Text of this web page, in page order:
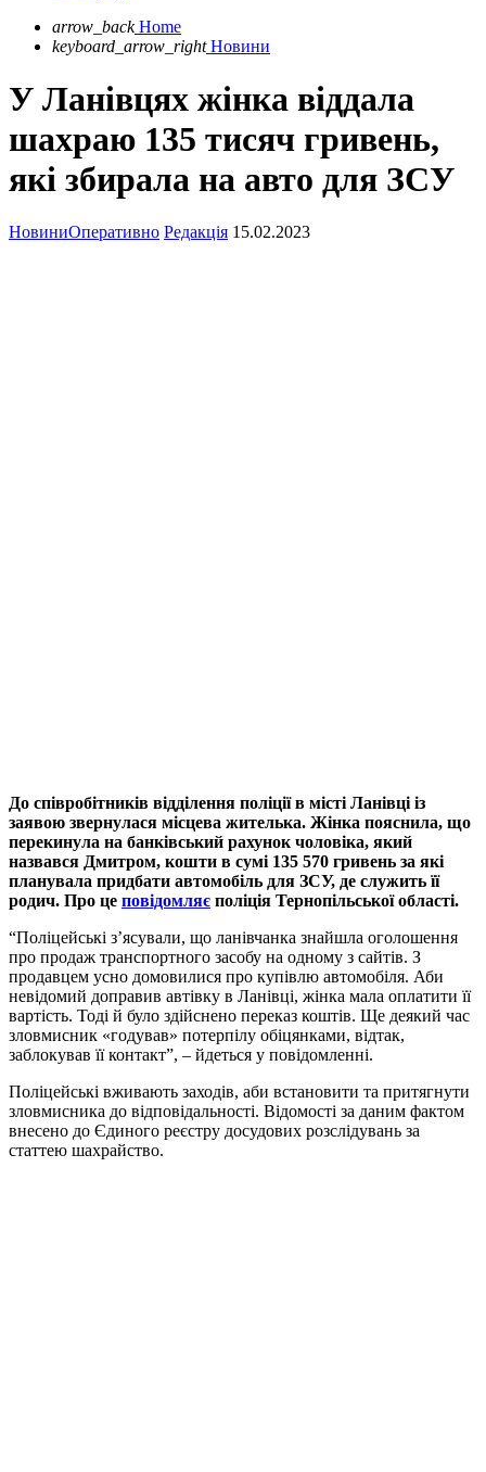
arrow_back Home
keyboard_arrow_right Новини
У Ланівцях жінка віддала
шахраю 135 тисяч гривень,
які збирала на авто для ЗСУ
НовиниОперативно Редакція 15.02.2023
До співробітників відділення поліції в місті Ланівці із
заявою звернулася місцева жителька. Жінка пояснила, що
перекинула на банківський рахунок чоловіка, який
назвався Дмитром, кошти в сумі 135 570 гривень за які
планувала придбати автомобіль для ЗСУ, де служить її
родич. Про це повідомляє поліція Тернопільської області.
“Поліцейські з’ясували, що ланівчанка знайшла оголошення
про продаж транспортного засобу на одному з сайтів. З
продавцем усно домовилися про купівлю автомобіля. Аби
невідомий доправив автівку в Ланівці, жінка мала оплатити її
вартість. Тоді й було здійснено переказ коштів. Ще деякий час
зловмисник «годував» потерпілу обіцянками, відтак,
заблокував її контакт”, – йдеться у повідомленні.
Поліцейські вживають заходів, аби встановити та притягнути
зловмисника до відповідальності. Відомості за даним фактом
внесено до Єдиного реєстру досудових розслідувань за
статтею шахрайство.